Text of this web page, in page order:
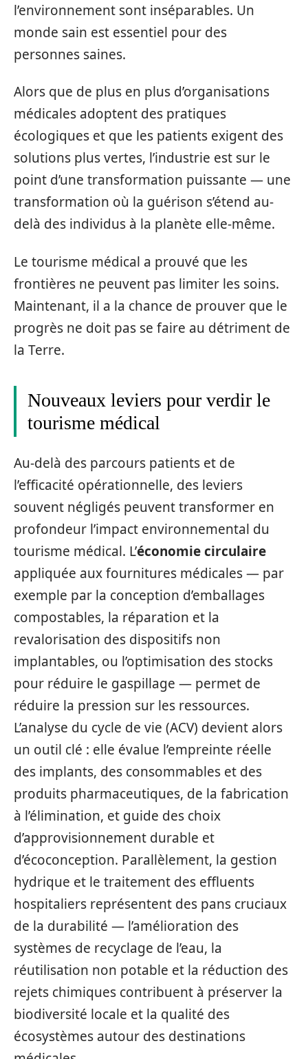
l’environnement sont inséparables. Un
monde sain est essentiel pour des
personnes saines.
Alors que de plus en plus d’organisations
médicales adoptent des pratiques
écologiques et que les patients exigent des
solutions plus vertes, l’industrie est sur le
point d’une transformation puissante — une
transformation où la guérison s’étend au-
delà des individus à la planète elle-même.
Le tourisme médical a prouvé que les
frontières ne peuvent pas limiter les soins.
Maintenant, il a la chance de prouver que le
progrès ne doit pas se faire au détriment de
la Terre.
Nouveaux leviers pour verdir le
tourisme médical
Au-delà des parcours patients et de
l’efficacité opérationnelle, des leviers
souvent négligés peuvent transformer en
profondeur l’impact environnemental du
tourisme médical. L’économie circulaire
appliquée aux fournitures médicales — par
exemple par la conception d’emballages
compostables, la réparation et la
revalorisation des dispositifs non
implantables, ou l’optimisation des stocks
pour réduire le gaspillage — permet de
réduire la pression sur les ressources.
L’analyse du cycle de vie (ACV) devient alors
un outil clé : elle évalue l’empreinte réelle
des implants, des consommables et des
produits pharmaceutiques, de la fabrication
à l’élimination, et guide des choix
d’approvisionnement durable et
d’écoconception. Parallèlement, la gestion
hydrique et le traitement des effluents
hospitaliers représentent des pans cruciaux
de la durabilité — l’amélioration des
systèmes de recyclage de l’eau, la
réutilisation non potable et la réduction des
rejets chimiques contribuent à préserver la
biodiversité locale et la qualité des
écosystèmes autour des destinations